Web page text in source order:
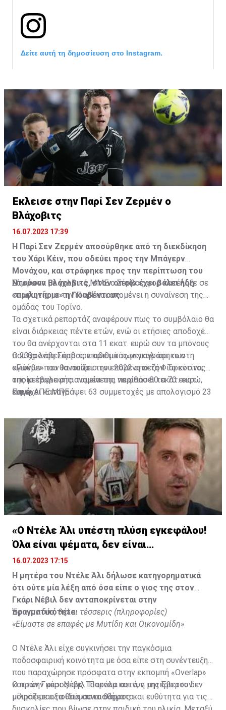
Δείτε αυτή τη δημοσίευση στο Instagram.
Η δημοσίευση κοινοποιήθηκε από το χρήστη サンフレッチェ
Έκλεισε στην Παρί Σεν Ζερμέν ο
Βλάχοβιτς
16.07.2023 17:39
Η Παρί Σεν Ζερμέν αποσύρθηκε από τη διεκδίκηση
του Χάρι Κέιν, που οδεύει προς την Μπάγερν
Μονάχου, και στράφηκε προς την περίπτωση του
Ντούσαν Βλάχοβιτς, στον οποίο έχει βάλει ήδη
«πωλητήριο» η Γιουβέντους.
Σύμφωνα με γαλλικά ΜΜΕ ο Σέρβος φορ κατέληξε σε
συμφωνία με την Παρί και απομένει η συναίνεση της
ομάδας του Τορίνο.
Τα σχετικά ρεπορτάζ αναφέρουν πως το συμβόλαιο θα
είναι διάρκειας πέντε ετών, ενώ οι ετήσιες αποδοχές
του θα ανέρχονται στα 11 εκατ. ευρώ συν τα μπόνους
που θα λάβει από τον αριθμό των γκολ και των
αγώνων που θα παίξει την επόμενη σεζόν. Το κόστος
της μεταγραφής αναμένεται να φθάσει τα 70 εκατ.
ευρώ.
Ο 23χρονος Σέρβος επιθετικός μεταγράφηκε στη
«Γιούβε» τον Ιανουάριο του 2022 από τη Φιορεντίνα, η
οποία έβαλε στα ταμεία της περίπου 80 εκατ. ευρώ,
και έχει καταγράψει 63 συμμετοχές με απολογισμό 23
Πηγή: ΑΠΕ ΜΠΕ
«Ο Ντέλε Άλι υπέστη πλύση εγκεφάλου!
Όλα είναι ψέματα, δεν είναι
υιοθετημένος»
16.07.2023 17:15
Η μητέρα του Ντέλε Άλι δήλωσε κατηγορηματικά
ότι ούτε μία λέξη από όσα είπε ο γιος της στον
Γκάρι Νέβιλ δεν ανταποκρίνεται στην
πραγματικότητα.
Έφυγαν δύο, θέλει τέσσερις (πληροφορίες)
«Είμαστε σε επαφές με Μυτίδη και Οικονομίδη»
Ο Ντέλε Άλι είχε συγκινήσει την παγκόσμια
ποδοσφαιρική κοινότητα με όσα είπε στη συνέντευξη
που παραχώρησε πρόσφατα στην εκπομπή «Overlap»
και τον Γκάρι Νέβιλ. Παρόλα αυτά, η μητέρα του δεν
μοιράζεται τα ίδια συναισθήματα.
Ο πρώην μέσος της Τότεναμ και νυν της Έβερτον
μίλησε με αξιοθαύμαστο θάρρος και ευθύτητα για τις